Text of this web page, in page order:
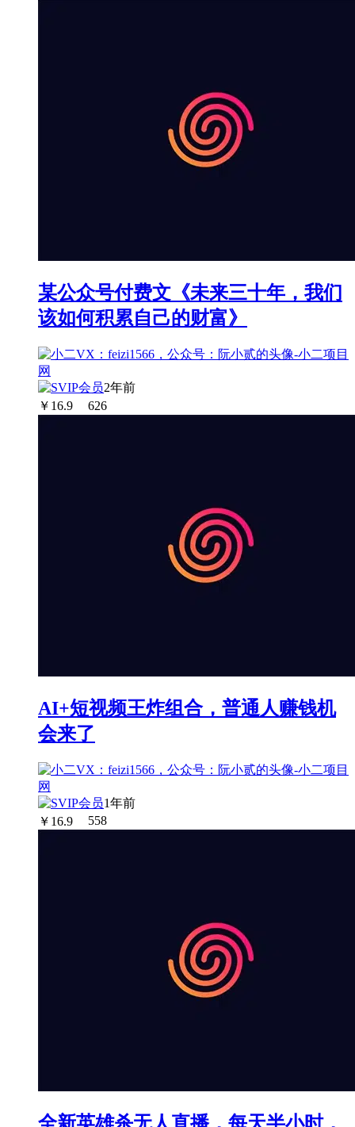
某公众号付费文《未来三十年，我们
该如何积累自己的财富》
2年前
￥ 16.9 626
AI+短视频王炸组合，普通人赚钱机
会来了
1年前
￥ 16.9 558